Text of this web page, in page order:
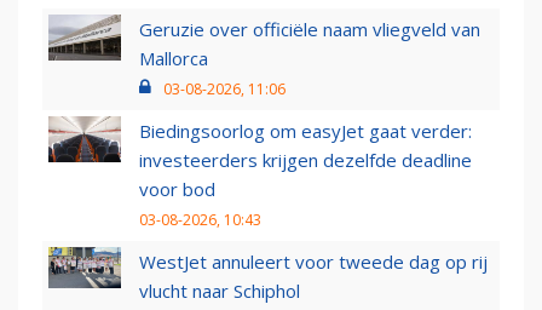
Geruzie over officiële naam vliegveld van
Mallorca
03-08-2026, 11:06
Biedingsoorlog om easyJet gaat verder:
investeerders krijgen dezelfde deadline
voor bod
03-08-2026, 10:43
WestJet annuleert voor tweede dag op rij
vlucht naar Schiphol